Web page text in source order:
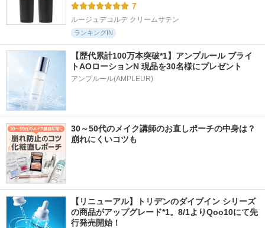
7
ルージュデコルテ クリームサテン
ランキングIN
【歴代累計100万本突破*1】アンプルール ブライ
トAOローションN 現品を30名様にプレゼント
アンプルール(AMPLEUR)
30～50代のメイク講師のお直しポーチの中身は？
崩れにくいコツも
【リニューアル】トリデンのダイブイン シリーズ
の商品がアップグレード*1。8/1よりQoo10にて先
行発売開始！